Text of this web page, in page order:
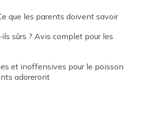
que les parents doivent savoir
sûrs ? Avis complet pour les
et inoffensives pour le poisson
adoreront